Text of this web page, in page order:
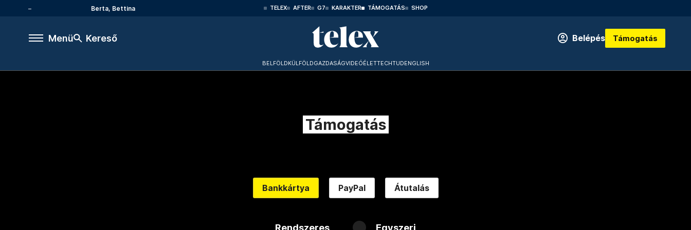
Berta, Bettina TELEX AFTER G7 KARAKTER TÁMOGATÁS SHOP
Menü Kereső Belépés Támogatás
BELFÖLDKÜLFÖLDGAZDASÁGVIDEÓÉLETTECHTUDENGLISH
Támogatás
Bankkártya PayPal Átutalás
Rendszeres Egyszeri